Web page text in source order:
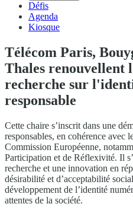
Défis
Agenda
Kiosque
Télécom Paris,
Thales renouvellent
recherche sur
responsable
Cette chaire s’inscrit dans une
responsables, en cohérence avec
Commission Européenne,
Participation et de Réflexivité. Il
recherche et une innovation en
désirabilité et d’acceptabilité
développement de l’identité
attentes de la société.